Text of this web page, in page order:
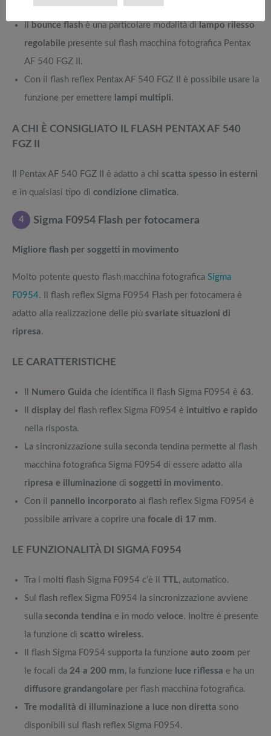
modalità flash come laP-TTL, automatica.
bounce flash è una particolare modalità di lampo rilesso
regolabile presente sul flash macchina fotografica Pentax
AF 540 FGZ II.
Con il flash reflex Pentax AF 540 FGZ II è possibile usare la
funzione per emettere lampi multipli.
A CHI È CONSIGLIATO IL FLASH PENTAX AF 540
FGZ II
Il Pentax AF 540 FGZ II è adatto a chi scatta spesso in esterni
e in qualsiasi tipo di condizione climatica.
4 Sigma F0954 Flash per fotocamera
Migliore flash per soggetti in movimento
Molto potente questo flash macchina fotografica Sigma
F0954. Il flash reflex Sigma F0954 Flash per fotocamera è
adatto alla realizzazione delle più svariate situazioni di
ripresa.
LE CARATTERISTICHE
Numero Guida che identifica il flash Sigma F0954 è 63.
display del flash reflex Sigma F0954 è intuitivo e rapido
nella risposta.
La sincronizzazione sulla seconda tendina permette al flash
macchina fotografica Sigma F0954 di essere adatto alla
ripresa e illuminazione di soggetti in movimento.
Con il pannello incorporato al flash reflex Sigma F0954 è
possibile arrivare a coprire una focale di 17 mm.
LE FUNZIONALITÀ DI SIGMA F0954
Tra i molti flash Sigma F0954 c’è il TTL, automatico.
Sul flash reflex Sigma F0954 la sincronizzazione avviene
sulla seconda tendina e in modo veloce. Inoltre è presente
la funzione di scatto wireless.
Il flash Sigma F0954 supporta la funzione auto zoom per
le focali da 24 a 200 mm, la funzione luce riflessa e ha un
diffusore grandangolare per flash macchina fotografica.
Tre modalità di illuminazione a luce non diretta sono
disponibili sul flash reflex Sigma F0954.